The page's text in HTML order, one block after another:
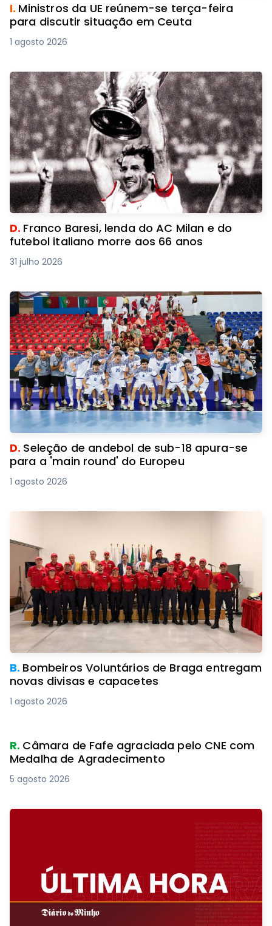
I. Ministros da UE reúnem-se terça-feira
para discutir situação em Ceuta
1 agosto 2026
D. Franco Baresi, lenda do AC Milan e do
futebol italiano morre aos 66 anos
31 julho 2026
D. Seleção de andebol de sub-18 apura-se
para a 'main round' do Europeu
1 agosto 2026
B. Bombeiros Voluntários de Braga entregam
novas divisas e capacetes
1 agosto 2026
R. Câmara de Fafe agraciada pelo CNE com
Medalha de Agradecimento
5 agosto 2026